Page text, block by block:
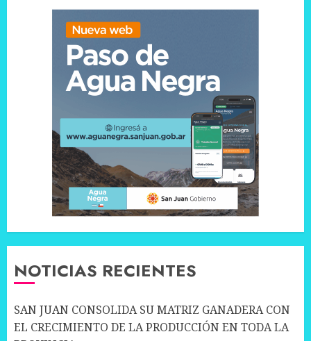
NOTICIAS RECIENTES
SAN JUAN CONSOLIDA SU MATRIZ GANADERA CON
EL CRECIMIENTO DE LA PRODUCCIÓN EN TODA LA